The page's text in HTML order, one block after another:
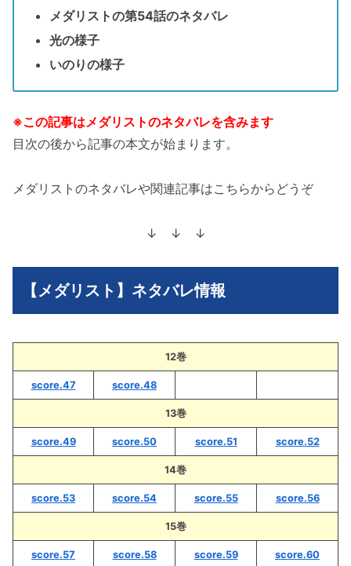
メダリストの第54話のネタバレ
光の様子
いのりの様子
※この記事はメダリストのネタバレを含みます
目次の後から記事の本文が始まります。
メダリストのネタバレや関連記事はこちらからどうぞ
↓ ↓ ↓
【メダリスト】ネタバレ情報
12巻
score.47 score.48
13巻
score.49 score.50 score.51 score.52
14巻
score.53 score.54 score.55 score.56
15巻
score.57 score.58 score.59 score.60